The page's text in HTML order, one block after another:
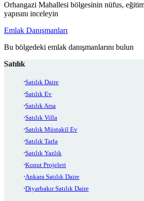
Orhangazi Mahallesi bölgesinin nüfus,
yapısını inceleyin
Emlak Danışmanları
Bu bölgedeki emlak danışmanlarını bulun
Satılık
Satılık Daire
Satılık Ev
Satılık Arsa
Satılık Villa
Satılık Müstakil Ev
Satılık Tarla
Satılık Yazlık
Konut Projeleri
Ankara Satılık Daire
Diyarbakır Satılık Daire